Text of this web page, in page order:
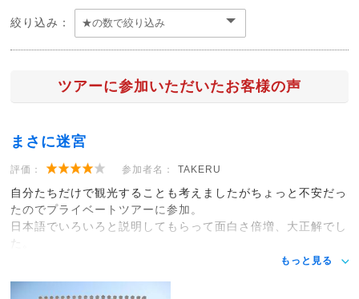
絞り込み：
ツアーに参加いただいたお客様の声
まさに迷宮
評価： 参加者名： TAKERU
自分たちだけで観光することも考えましたがちょっと不安だっ
たのでプライベートツアーに参加。
日本語でいろいろと説明してもらって面白さ倍増、大正解でし
た。
もっと見る